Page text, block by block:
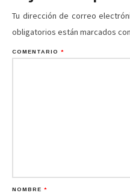
Tu dirección de correo
obligatorios están marcados con
COMENTARIO *
NOMBRE *